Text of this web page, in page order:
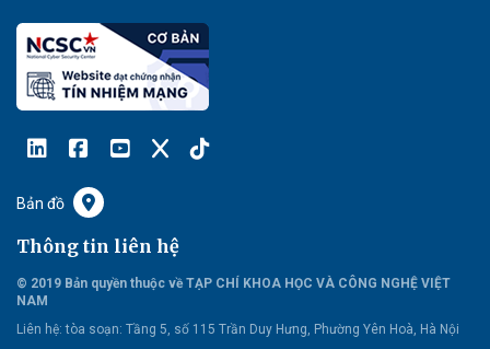
Bản đồ
Thông tin liên hệ
© 2019 Bản quyền thuộc về TẠP CHÍ KHOA HỌC VÀ CÔNG NGHỆ VIỆT
NAM
Liên hệ: tòa soạn: Tầng 5, số 115 Trần Duy Hưng, Phường Yên Hoà, Hà Nội